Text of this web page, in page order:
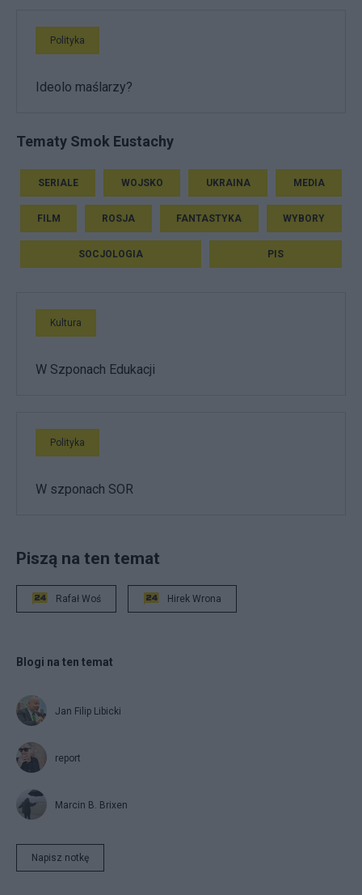
Polityka
Ideolo maślarzy?
Tematy Smok Eustachy
SERIALE WOJSKO UKRAINA MEDIA
FILM ROSJA FANTASTYKA WYBORY
SOCJOLOGIA PIS
Kultura
W Szponach Edukacji
Polityka
W szponach SOR
Piszą na ten temat
Rafał Woś Hirek Wrona
Blogi na ten temat
Jan Filip Libicki
report
Marcin B. Brixen
Napisz notkę